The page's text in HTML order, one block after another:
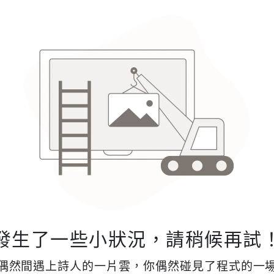
生了一些小狀況，請稍候再試！
然間遇上詩人的一片雲，你偶然碰見了程式的一